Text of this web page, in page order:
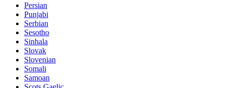
Persian
Punjabi
Serbian
Sesotho
Sinhala
Slovak
Slovenian
Somali
Samoan